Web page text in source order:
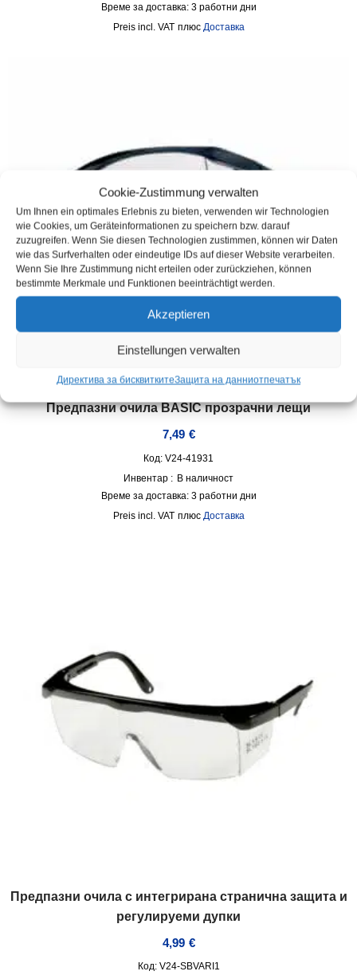
Cookie-Zustimmung verwalten
Um Ihnen ein optimales Erlebnis zu bieten, verwenden wir Technologien
wie Cookies, um Geräteinformationen zu speichern bzw. darauf
zuzugreifen. Wenn Sie diesen Technologien zustimmen, können wir Daten
wie das Surfverhalten oder eindeutige IDs auf dieser Website verarbeiten.
Wenn Sie Ihre Zustimmung nicht erteilen oder zurückziehen, können
bestimmte Merkmale und Funktionen beeinträchtigt werden.
Akzeptieren
Einstellungen verwalten
Директива за бисквиткитеЗащита на данниотпечатък
Време за доставка: 3 работни дни
incl. VAT плюс Доставка
Предпазни очила BASIC прозрачни лещи
7,49 €
Код: V24-41931
Инвентар : В наличност
Време за доставка: 3 работни дни
incl. VAT плюс Доставка
Предпазни очила с интегрирана странична защита и
регулируеми дупки
4,99 €
Код: V24-SBVARI1